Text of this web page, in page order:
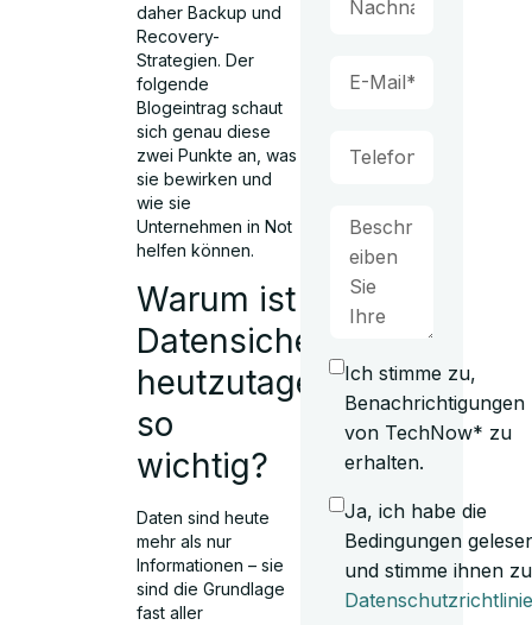
daher Backup und
Recovery-
Strategien. Der
folgende
Blogeintrag schaut
sich genau diese
zwei Punkte an, was
sie bewirken und
wie sie
Unternehmen in Not
helfen können.
Warum ist
Datensicherung
heutzutage
so
wichtig?
Daten sind heute
mehr als nur
Informationen – sie
sind die Grundlage
fast aller
Ich stimme zu,
Benachrichtigungen
von TechNow* zu
erhalten.
Ja, ich habe die
Bedingungen
und stimme ihnen
Datenschutzrichtlinie